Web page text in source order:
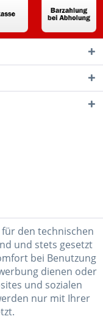
den technischen
und stets gesetzt
bei Benutzung
dienen oder
und sozialen
nur mit Ihrer